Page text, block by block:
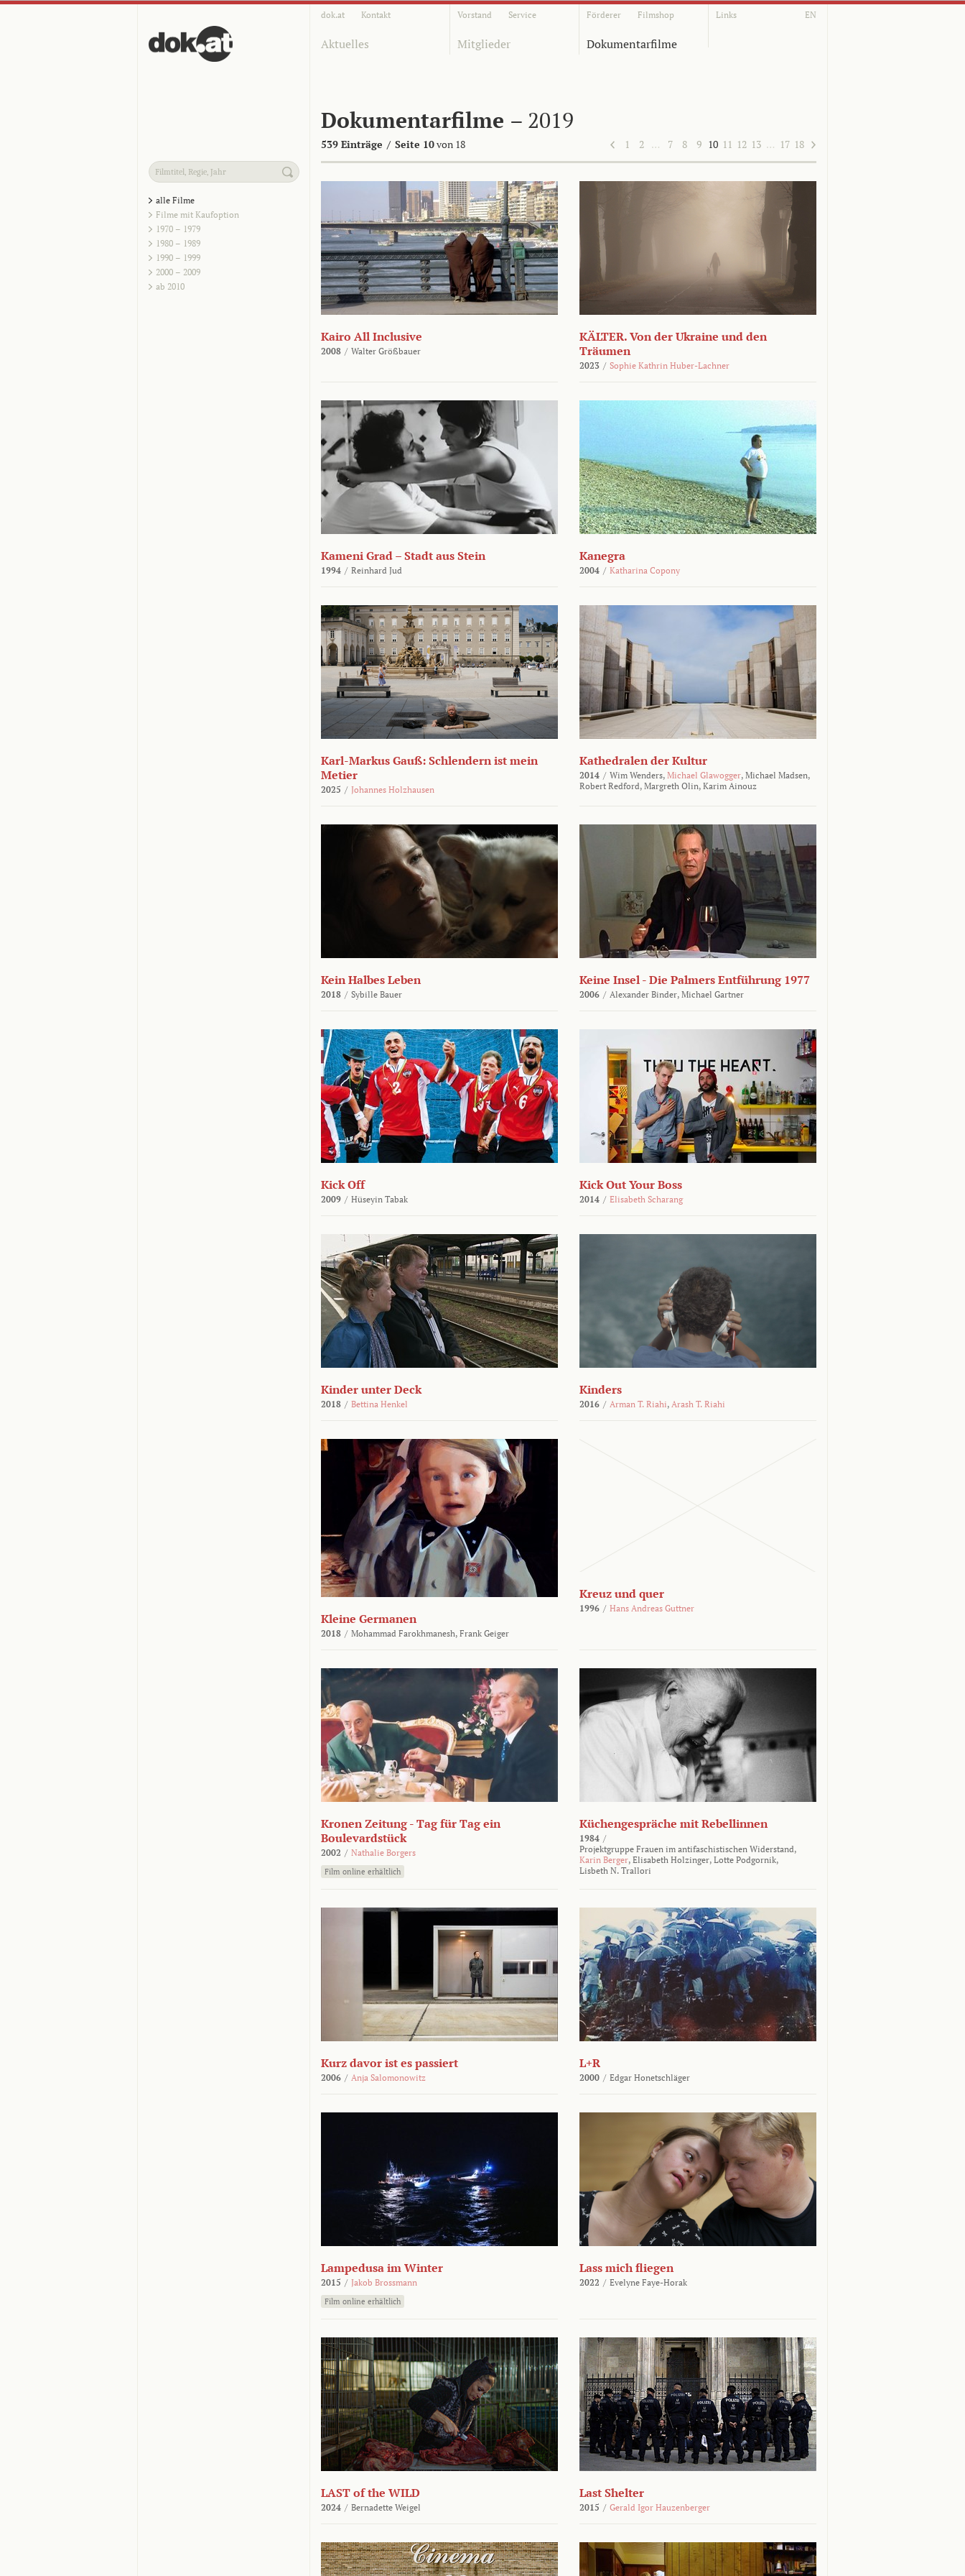
dok.at Kontakt Vorstand Service Förderer Filmshop Links EN
Aktuelles Mitglieder Dokumentarfilme
Dokumentarfilme – 2019
539 Einträge / Seite 10von 18 1 2 … 7 8 9 10 11 12 13 … 17 18
alle Filme
Filme mit Kaufoption
1970 – 1979
1980 – 1989
1990 – 1999
2000 – 2009
ab 2010
Kairo All Inclusive
2008 / Walter Größbauer
KÄLTER. Von der Ukraine und den
Träumen
2023 / Sophie Kathrin Huber-Lachner
Kameni Grad – Stadt aus Stein
1994 / Reinhard Jud
Kanegra
2004 / Katharina Copony
Karl-Markus Gauß: Schlendern ist mein
Metier
2025 / Johannes Holzhausen
Kathedralen der Kultur
2014 / Wim Wenders, Michael Glawogger, Michael Madsen,
Robert Redford, Margreth Olin, Karim Ainouz
Kein Halbes Leben
2018 / Sybille Bauer
Keine Insel - Die Palmers Entführung 1977
2006 / Alexander Binder, Michael Gartner
Kick Off
2009 / Hüseyin Tabak
Kick Out Your Boss
2014 / Elisabeth Scharang
Kinder unter Deck
2018 / Bettina Henkel
Kinders
2016 / Arman T. Riahi, Arash T. Riahi
Kleine Germanen
2018 / Mohammad Farokhmanesh, Frank Geiger
Kreuz und quer
1996 / Hans Andreas Guttner
Kronen Zeitung - Tag für Tag ein
Boulevardstück
2002 / Nathalie Borgers
Film online erhältlich
Küchengespräche mit Rebellinnen
1984 /
Projektgruppe Frauen im antifaschistischen Widerstand,
Karin Berger, Elisabeth Holzinger, Lotte Podgornik,
Lisbeth N. Trallori
Kurz davor ist es passiert
2006 / Anja Salomonowitz
L+R
2000 / Edgar Honetschläger
Lampedusa im Winter
2015 / Jakob Brossmann
Film online erhältlich
Lass mich fliegen
2022 / Evelyne Faye-Horak
LAST of the WILD
2024 / Bernadette Weigel
Last Shelter
2015 / Gerald Igor Hauzenberger